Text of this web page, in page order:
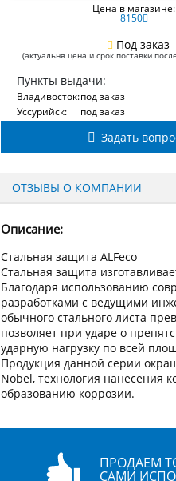
Цена в магазине:
8150
Под заказ
(актуальня цена и срок поставки
Пункты выдачи:
Владивосток:под заказ
Уссурийск:
под заказ
Задать
ОТЗЫВЫ О КОМПАНИИ
Описание:
Стальная защита ALFeco
Стальная защита
Благодаря использованию
разработками с ведущими
обычного стального листа
позволяет при ударе о
ударную нагрузку по всей
Продукция данной серии
Nobel, технология нанесения
образованию коррозии.
ПРОДАЕМ
САМИ